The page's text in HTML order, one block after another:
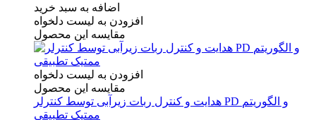
اضافه به سبد خرید
افزودن به لیست دلخواه
مقایسه این محصول
افزودن به لیست دلخواه
مقایسه این محصول
هدایت و کنترل ربات زیرآبی توسط کنترلر PD و الگوریتم
ممتیک تطبیقی